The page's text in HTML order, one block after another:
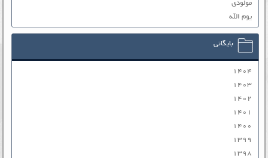
مولودی
یوم الله
بایگانی
۱۴۰۴
۱۴۰۳
۱۴۰۲
۱۴۰۱
۱۴۰۰
۱۳۹۹
۱۳۹۸